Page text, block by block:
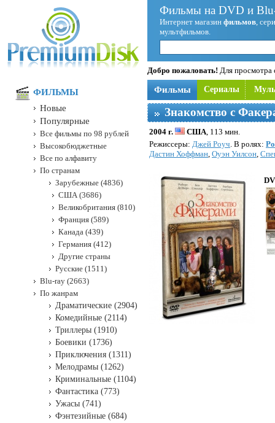
Фильмы на DVD и
Интернет магазин фильмов,
мультфильмов.
Добро пожаловать! Для просмотра
Фильмы Сериалы
Знакомство с
2004 г. США, 113 мин.
Режисcеры: Джей Роуч. В ролях:
Дастин Хоффман, Оуэн Уилсон,
ФИЛЬМЫ
Новые
Популярные
Все фильмы по 98 рублей
Высокобюджетные
Все по алфавиту
По странам
Зарубежные (4836)
США (3686)
Великобритания (810)
Франция (589)
Канада (439)
Германия (412)
Другие страны
Русские (1511)
Blu-ray (2663)
По жанрам
Драматические (2904)
Комедийные (2114)
Триллеры (1910)
Боевики (1736)
Приключения (1311)
Мелодрамы (1262)
Криминальные (1104)
Фантастика (773)
Ужасы (741)
Фэнтезийные (684)